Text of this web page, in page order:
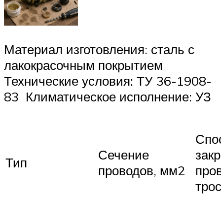
Материал изготовления: сталь с
лакокрасочным покрытием
Технические условия: ТУ 36-1908-
83 Климатическое исполнение: УЗ
Тип
Сечение
проводов, мм2